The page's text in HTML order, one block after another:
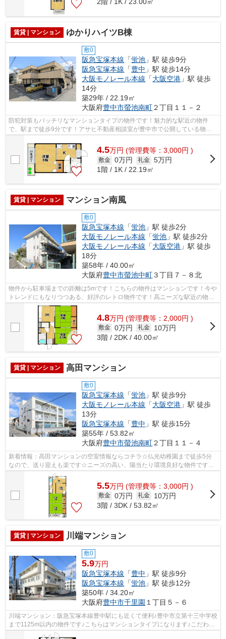
2階 / 1K / 23.00㎡
賃貸 | マンション ゆかりハイツB棟
敷0
阪急宝塚本線 「蛍池 」駅 徒歩9分
阪急宝塚本線 「豊中 」駅 徒歩14分
大阪モノレール本線 「大阪空港 」駅 徒歩
14分
築29年 / 22.19㎡
大阪府豊中市螢池南町２丁目１１－２
防犯対策もバッチリなマンションタイプの物件です！魅力的な駅近の物件
で、駅まで徒歩9分です！アサヒ不動産相談室が豊中市で公開している物件
4.5万円 (管理費等：3,000円 )
敷金 0万円 礼金 5万円
1階 / 1K / 22.19㎡
賃貸 | マンション マンション南風
敷0
阪急宝塚本線 「蛍池 」駅 徒歩2分
大阪モノレール本線 「蛍池 」駅 徒歩2分
大阪モノレール本線 「大阪空港 」駅 徒歩
18分
築58年 / 40.00㎡
大阪府豊中市螢池中町３丁目７－８北
物件から駐車場までの距離は5mです！こちらの物件はマンションです！今や
トレンドにもなりつつある、好評のレトロ物件です！高ニーズな駅近の物件
で、徒歩2分で駅に行くことができます...
4.8万円 (管理費等：2,000円 )
敷金 0万円 礼金
10万円
3階 / 2DK / 40.00㎡
賃貸 | マンション 高田マンション
敷0
阪急宝塚本線 「蛍池 」駅 徒歩9分
大阪モノレール本線 「大阪空港 」駅 徒歩
13分
阪急宝塚本線 「豊中 」駅 徒歩15分
築55年 / 53.82㎡
大阪府豊中市螢池南町２丁目１１－４
新着情報：高田マンションの空室情報ならコチラ☆仏光幼稚園まで徒歩5分
なので、送り迎えも楽です☆ニーズの高い、陽当たり環境良好な物件です☆
ついついお洗濯したくなっちゃいますよ☆こ...
5.5万円 (管理費等：3,000円 )
敷金 0万円 礼金
10万円
3階 / 3DK / 53.82㎡
賃貸 | マンション 川端マンション
敷0
5.9万円
阪急宝塚本線 「豊中 」駅 徒歩9分
阪急宝塚本線 「蛍池 」駅 徒歩12分
築50年 / 34.20㎡
大阪府豊中市千里園 １丁目５－６
川端マンション：阪急宝塚本線豊中駅にも近くて便利♪豊中市立第十三中学校
まで1125m以内の物件です♪こちらはマンションタイプになります♪こだわり
の条件として多い、駅徒歩9分の物件で...